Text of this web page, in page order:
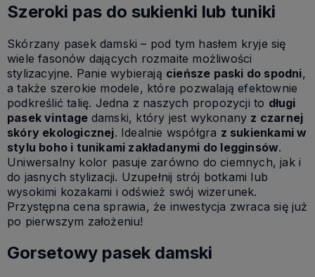
Szeroki pas do sukienki lub tuniki
Skórzany pasek damski – pod tym hasłem kryje się
wiele fasonów dających rozmaite możliwości
stylizacyjne. Panie wybierają cieńsze paski do spodni,
a także szerokie modele, które pozwalają efektownie
podkreślić talię. Jedna z naszych propozycji to długi
pasek vintage damski, który jest wykonany z czarnej
skóry ekologicznej. Idealnie współgra z sukienkami w
stylu boho i tunikami zakładanymi do legginsów.
Uniwersalny kolor pasuje zarówno do ciemnych, jak i
do jasnych stylizacji. Uzupełnij strój botkami lub
wysokimi kozakami i odśwież swój wizerunek.
Przystępna cena sprawia, że inwestycja zwraca się już
po pierwszym założeniu!
Gorsetowy pasek damski